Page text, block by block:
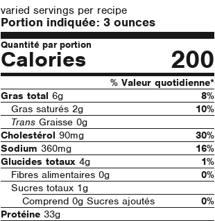
varied servings per recipe
Portion indiquée: 3 ounces
Quantité par portion
Calories 200
% Valeur quotidienne*
Gras total 6g
8%
Gras saturés 2g
10%
Trans Graisse 0g
Cholestérol 90mg
30%
Sodium 360mg
16%
Glucides totaux 4g
1%
Fibres alimentaires 0g
0%
Sucres totaux 1g
Comprend 0g Sucres ajoutés
0%
Protéine 33g